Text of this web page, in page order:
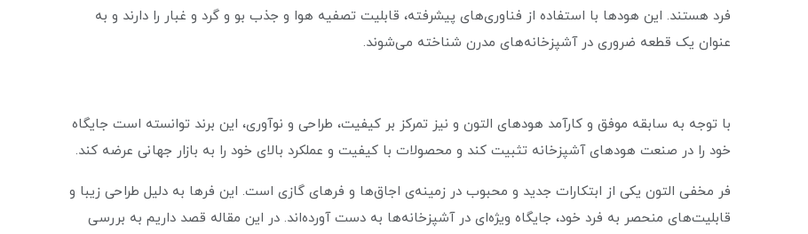
فرد هستند. این هود‌ها با استفاده از فناوری‌های پیشرفته، قابلیت تصفیه هوا و جذب بو و گرد و غبار را دارند و به
عنوان یک قطعه ضروری در آشپزخانه‌های مدرن شناخته می‌شوند.
با توجه به سابقه موفق و کارآمد هود‌های التون و نیز تمرکز بر کیفیت، طراحی و نوآوری، این برند توانسته است جایگاه
خود را در صنعت هود‌های آشپزخانه تثبیت کند و محصولات با کیفیت و عملکرد بالای خود را به بازار جهانی عرضه کند.
فر مخفی التون یکی از ابتکارات جدید و محبوب در زمینه‌ی اجاق‌ها و فر‌های گازی است. این فر‌ها به دلیل طراحی زیبا و
قابلیت‌های منحصر به فرد خود، جایگاه ویژه‌ای در آشپزخانه‌ها به دست آورده‌اند. در این مقاله قصد داریم به بررسی